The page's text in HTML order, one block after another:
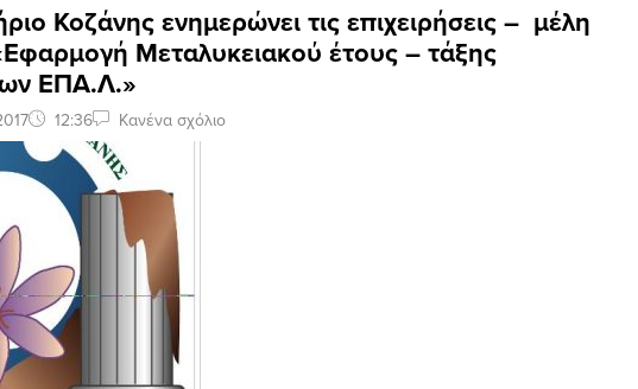
Κοζάνης ενημερώνει τις επιχειρήσεις – μέλη
Μεταλυκειακού έτους – τάξης
ΕΠΑ.Λ.»
12:36 Κανένα σχόλιο